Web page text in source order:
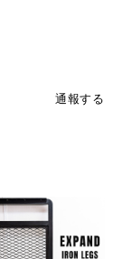
通報する